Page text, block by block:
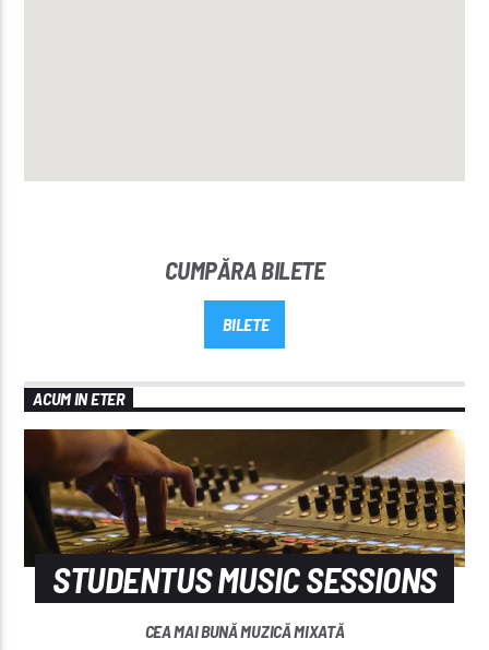
CUMPĂRA BILETE
BILETE
ACUM IN ETER
STUDENTUS MUSIC SESSIONS
CEA MAI BUNĂ MUZICĂ MIXATĂ